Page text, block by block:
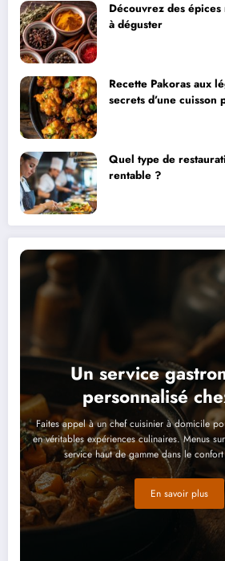
Découvrez des
à déguster
Recette Pakoras aux
secrets d’une cuisson
Quel type de
rentable ?
Un service
personnalisé
Faites appel à un chef cuisinier à domicile
en véritables expériences culinaires. Menus
service haut de gamme dans le
En savoir plus